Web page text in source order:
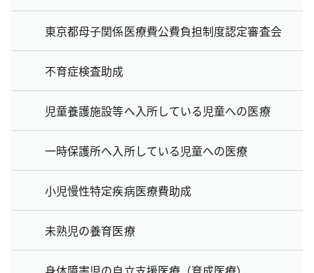
東京都母子関係医療費公費負担制度認定審査会
不育症検査助成
児童養護施設等へ入所している児童への医療
一時保護所へ入所している児童への医療
小児慢性特定疾病医療費助成
未熟児の養育医療